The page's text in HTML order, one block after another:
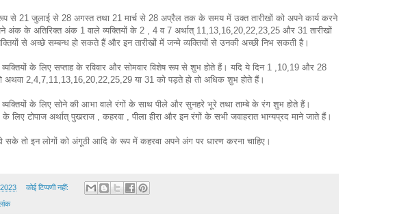
से 21 जुलाई से 28 अगस्त तथा 21 मार्च से 28 अप्रैल तक के समय में उक्त तारीखों को अपने कार्य करने
अंक के अतिरिक्त अंक 1 वाले व्यक्तियों के 2 , 4 व 7 अर्थात् 11,13,16,20,22,23,25 और 31 तारीखों
से अच्छे सम्बन्ध हो सकते हैं और इन तारीखों में जन्मे व्यक्तियों से उनकी अच्छी निभ सकती है।
के लिए सप्ताह के रविवार और सोमवार विशेष रूप से शुभ होते हैं। यदि ये दिन 1 ,10,19 और 28
अथवा 2,4,7,11,13,16,20,22,25,29 या 31 को पड़ते हो तो अधिक शुभ होते हैं।
के लिए सोने की आभा वाले रंगों के साथ पीले और सुनहरे भूरे तथा ताम्बे के रंग शुभ होते हैं।
के लिए टोपाज अर्थात् पुखराज , कहरवा , पीला हीरा और इन रंगों के सभी जवाहरात भाग्यप्रद माने जाते हैं।
सके तो इन लोगों को अंगूठी आदि के रूप में कहरवा अपने अंग पर धारण करना चाहिए।
कोई टिप्पणी नहीं: